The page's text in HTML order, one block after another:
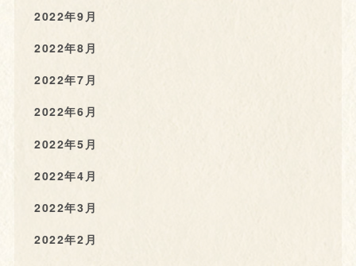
2022年9月
2022年8月
2022年7月
2022年6月
2022年5月
2022年4月
2022年3月
2022年2月